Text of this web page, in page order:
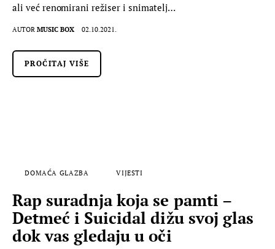
ali već renomirani režiser i snimatelj…
AUTOR MUSIC BOX 02.10.2021.
PROČITAJ VIŠE
DOMAĆA GLAZBA VIJESTI
Rap suradnja koja se pamti –
Detmeć i Suicidal dižu svoj glas
dok vas gledaju u oči